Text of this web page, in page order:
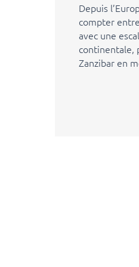
Depuis
compter
avec une
continentale,
Zanzibar en